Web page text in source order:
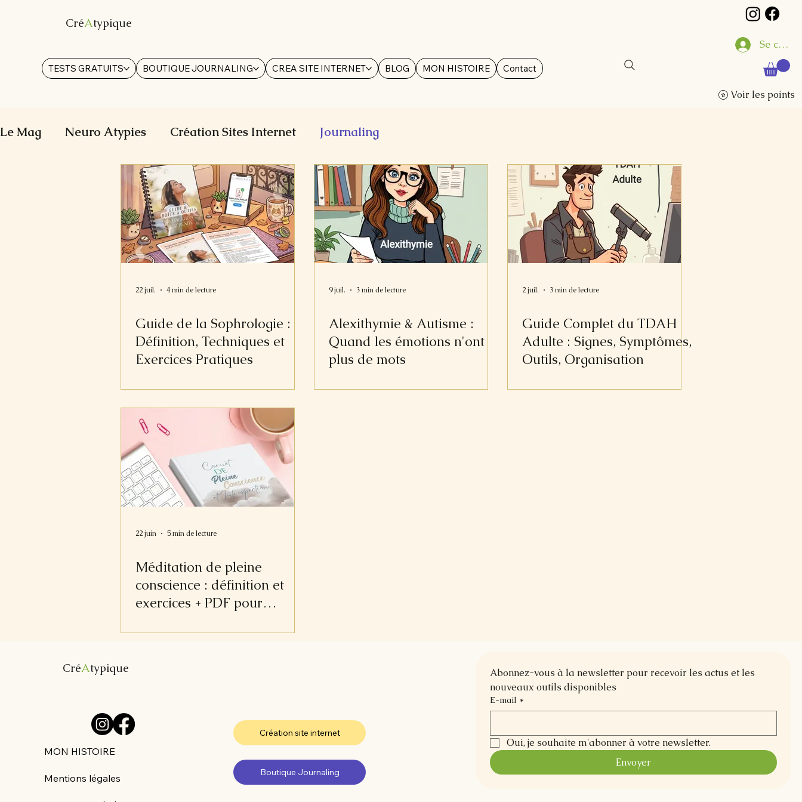
CréAtypique
TESTS GRATUITS BOUTIQUE JOURNALING CREA SITE INTERNET BLOG MON HISTOIRE Contact
Se
Voir les points
Le Mag Neuro Atypies Création Sites Internet Journaling
Thérapeutes et pros du bien-être
22 juil. 4 min de lecture
Guide de la Sophrologie :
Définition, Techniques et
Exercices Pratiques
9 juil. 3 min de lecture
Alexithymie & Autisme :
Quand les émotions n'ont
plus de mots
2 juil. 3 min de lecture
Guide Complet du TDAH
Adulte : Signes, Symptômes,
Outils, Organisation
22 juin 5 min de lecture
Méditation de pleine
conscience : définition et
exercices + PDF pour
CréAtypique
MON HISTOIRE
Mentions légales
Création site internet
Boutique Journaling
Abonnez-vous à la newsletter pour recevoir les actus et les
nouveaux outils disponibles
E-mail *
Oui, je souhaite m'abonner à votre newsletter.
Envoyer